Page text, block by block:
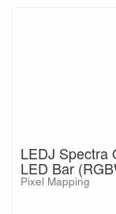
LEDJ Spectra
LED Bar
Pixel Mapping